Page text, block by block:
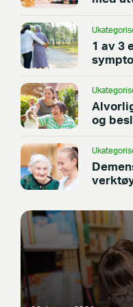
1 av 3
og